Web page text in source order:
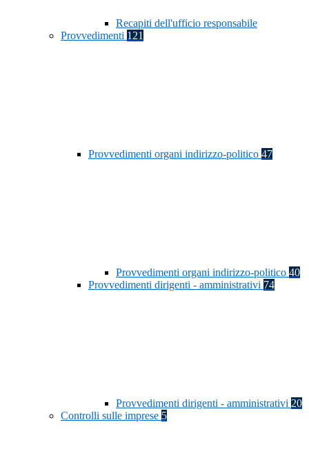
Recapiti dell'ufficio responsabile
Provvedimenti 121
Provvedimenti organi indirizzo-politico 47
Provvedimenti organi indirizzo-politico 40
Provvedimenti dirigenti - amministrativi 74
Provvedimenti dirigenti - amministrativi 20
Controlli sulle imprese 5